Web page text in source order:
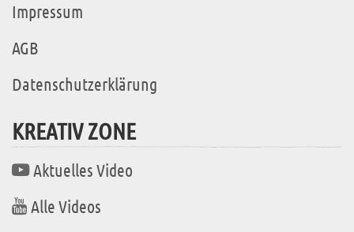
Impressum
AGB
Datenschutzerklärung
KREATIV ZONE
Aktuelles Video
Alle Videos